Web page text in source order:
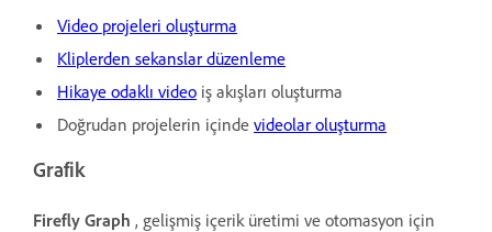
Video projeleri oluşturma
Kliplerden sekanslar düzenleme
Hikaye odaklı video iş akışları oluşturma
Doğrudan projelerin içinde videolar oluşturma
Grafik
Firefly Graph , gelişmiş içerik üretimi ve otomasyon için